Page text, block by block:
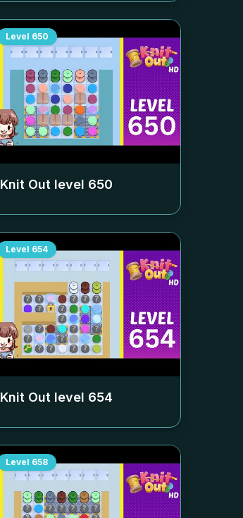
Level 650
Knit Out level 650
Level 654
Knit Out level 654
Level 658